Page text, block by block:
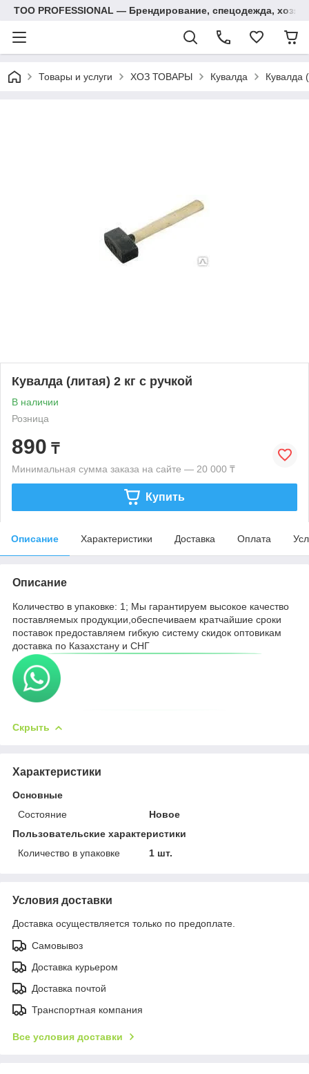
ТОО PROFESSIONAL — Брендирование, спецодежда,
Товары и услуги ХОЗ ТОВАРЫ Кувалда Кувалда
Кувалда (литая) 2 кг с ручкой
В наличии
Розница
890 ₸
Минимальная сумма заказа на сайте — 20 000 ₸
Купить
Описание Характеристики Доставка Оплата
Описание
Количество в упаковке: 1; Мы гарантируем высокое качество
поставляемых продукции,обеспечиваем кратчайшие сроки
поставок предоставляем гибкую систему скидок оптовикам
доставка по Казахстану и СНГ
Скрыть
Характеристики
Основные
Состояние
Новое
Пользовательские характеристики
Количество в упаковке
1 шт.
Условия доставки
Доставка осуществляется только по предоплате.
Самовывоз
Доставка курьером
Доставка почтой
Транспортная компания
Все условия доставки